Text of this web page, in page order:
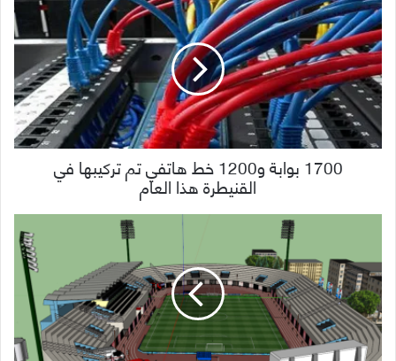
1700 بوابة و1200 خط هاتفي تم تركيبها في
القنيطرة هذا العام